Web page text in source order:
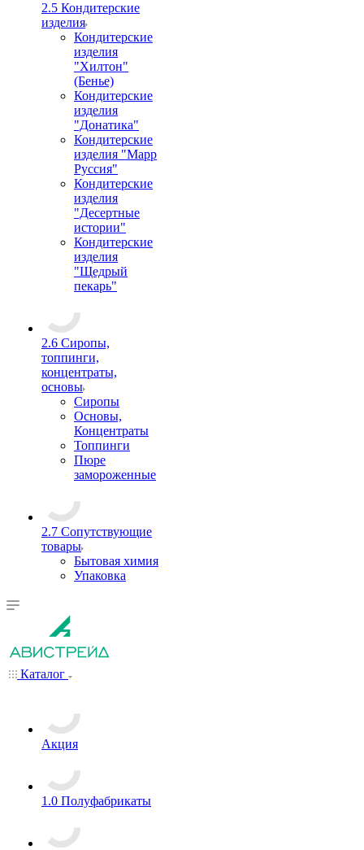
2.5 Кондитерские
изделия
Кондитерские
изделия
"Хилтон"
(Бенье)
Кондитерские
изделия
"Донатика"
Кондитерские
изделия "Марр
Руссия"
Кондитерские
изделия
"Десертные
истории"
Кондитерские
изделия
"Щедрый
пекарь"
2.6 Сиропы,
топпинги,
концентраты,
основы
Сиропы
Основы,
Концентраты
Топпинги
Пюре
замороженные
2.7 Сопутствующие
товары
Бытовая химия
Упаковка
Каталог
Акция
1.0 Полуфабрикаты